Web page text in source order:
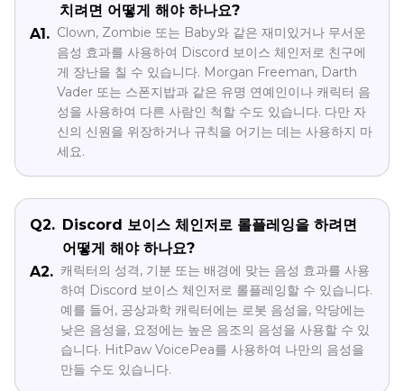
치려면 어떻게 해야 하나요?
A1. Clown, Zombie 또는 Baby와 같은 재미있거나 무서운
음성 효과를 사용하여 Discord 보이스 체인저로 친구에
게 장난을 칠 수 있습니다. Morgan Freeman, Darth
Vader 또는 스폰지밥과 같은 유명 연예인이나 캐릭터 음
성을 사용하여 다른 사람인 척할 수도 있습니다. 다만 자
신의 신원을 위장하거나 규칙을 어기는 데는 사용하지 마
세요.
Q2. Discord 보이스 체인저로 롤플레잉을 하려면
어떻게 해야 하나요?
A2. 캐릭터의 성격, 기분 또는 배경에 맞는 음성 효과를 사용
하여 Discord 보이스 체인저로 롤플레잉할 수 있습니다.
예를 들어, 공상과학 캐릭터에는 로봇 음성을, 악당에는
낮은 음성을, 요정에는 높은 음조의 음성을 사용할 수 있
습니다. HitPaw VoicePea를 사용하여 나만의 음성을
만들 수도 있습니다.